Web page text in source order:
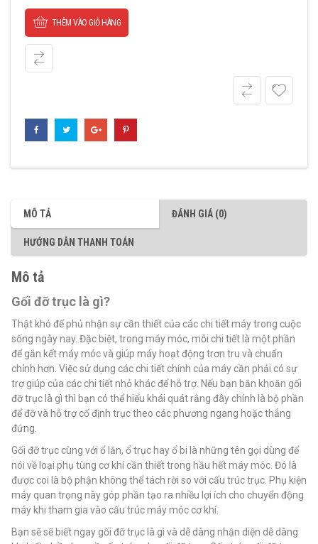
209
số
THÊM VÀO GIỎ HÀNG
MÔ TẢ ĐÁNH GIÁ (0)
HƯỚNG DẪN THANH TOÁN
Mô tả
Gối đỡ trục là gì?
Thật khó để phủ nhận sự cần thiết của các chi tiết máy trong cuộc
sống ngày nay. Đặc biệt, trong máy móc, mỗi chi tiết là một phần
để gắn kết máy móc và giúp máy hoạt động trơn tru và chuẩn
chỉnh hơn. Việc sử dụng các chi tiết chính của máy cần phải có sự
trợ giúp của các chi tiết nhỏ khác để hỗ trợ. Nếu bạn băn khoăn gối
đỡ trục là gì thì bạn có thể hiểu khái quát rằng đây chính là bộ phần
để đỡ và hỗ trợ cố định trục theo các phương ngang hoặc thẳng
đứng.
Gối đỡ trục cùng với ổ lăn, ổ trục hay ổ bi là những tên gọi dùng để
nói về loại phụ tùng cơ khí cần thiết trong hầu hết máy móc. Đó là
được coi là bộ phận không thể tách rời so với cấu trúc trục. Phụ kiện
máy quan trọng này góp phần tạo ra nhiều lợi ích cho chuyển động
máy khi tham gia vào cấu trúc máy móc cơ khí.
Bạn sẽ sẽ biết ngay gối đỡ trục là gì và dễ dàng nhận diện dễ dàng